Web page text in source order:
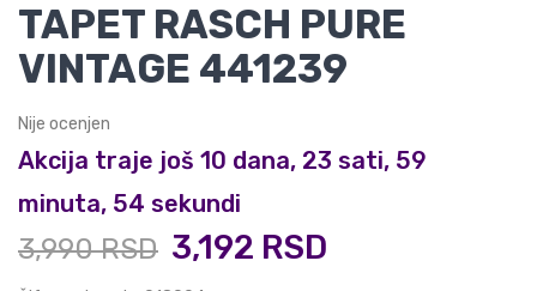
TAPET RASCH PURE
VINTAGE 441239
Nije ocenjen
Akcija traje još 10 dana, 23 sati, 59
minuta, 54 sekundi
3,990 RSD 3,192 RSD